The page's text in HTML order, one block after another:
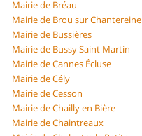
Mairie de Bréau
Mairie de Brou sur Chantereine
Mairie de Bussières
Mairie de Bussy Saint Martin
Mairie de Cannes Écluse
Mairie de Cély
Mairie de Cesson
Mairie de Chailly en Bière
Mairie de Chaintreaux